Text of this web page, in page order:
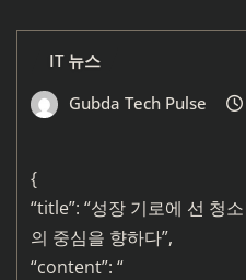
IT 뉴스
Gubda Tech Pulse
{
“title”: “성장 기로에 선 청
의 중심을 향하다”,
“content”: “